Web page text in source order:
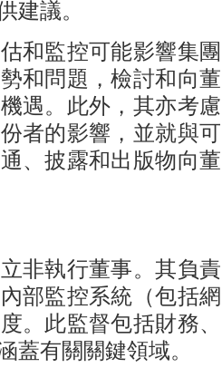
建議。
和監控可能影響集團
和問題，檢討和向董
遇。此外，其亦考慮
者的影響，並就與可
、披露和出版物向董
非執行董事。其負責
部監控系統（包括網
。此監督包括財務、
蓋有關關鍵領域。